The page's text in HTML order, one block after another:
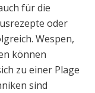
für die
oder
Wespen,
können
zu einer Plage
sind